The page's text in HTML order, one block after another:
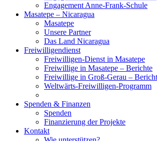
Engagement Anne-Frank-Schule
Masatepe – Nicaragua
Masatepe
Unsere Partner
Das Land Nicaragua
Freiwilligendienst
Freiwilligen-Dienst in Masatepe
Freiwillige in Masatepe – Berichte
Freiwillige in Groß-Gerau –
Weltwärts-Freiwilligen-Programm
Spenden & Finanzen
Spenden
Finanzierung der Projekte
Kontakt